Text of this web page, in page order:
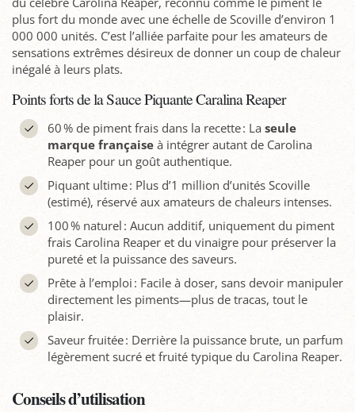
plus fort du monde avec une échelle de Scoville d’environ 1
000 000 unités. C’est l’alliée parfaite pour les amateurs de
sensations extrêmes désireux de donner un coup de chaleur
inégalé à leurs plats.
Points forts de la Sauce Piquante Caralina Reaper
60 % de piment frais dans la recette : La seule
marque françaiseà intégrer autant de Carolina
Reaper pour un goût authentique.
Piquant ultime : Plus d’1 million d’unités Scoville
(estimé), réservé aux amateurs de chaleurs intenses.
100 % naturel : Aucun additif, uniquement du piment
frais Carolina Reaper et du vinaigre pour préserver la
pureté et la puissance des saveurs.
Prête à l’emploi : Facile à doser, sans devoir manipuler
directement les piments—plus de tracas, tout le
plaisir.
Saveur fruitée : Derrière la puissance brute, un parfum
légèrement sucré et fruité typique du Carolina Reaper.
Conseils d’utilisation